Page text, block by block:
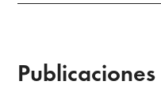
Publicaciones